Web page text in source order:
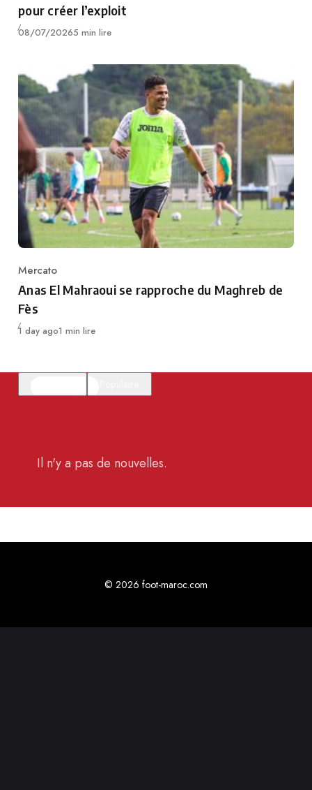
pour créer l’exploit
Publié
08/07/20265 min lire
Category
Mercato
Anas El Mahraoui se rapproche du Maghreb de
Fès
Publié
1 day ago1 min lire
Il n'y a pas de nouvelles.
© 2026 foot-maroc.com